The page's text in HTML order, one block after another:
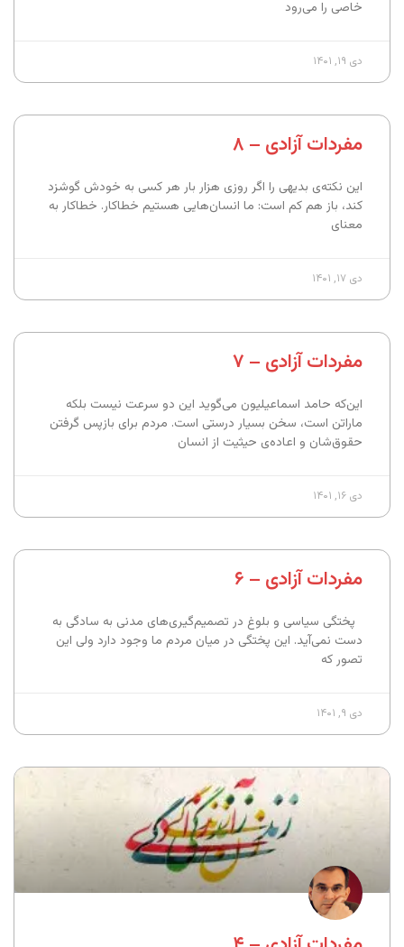
خاصی را می‌رود
دی ۱۹, ۱۴۰۱
مفردات آزادی – ۸
این نکته‌ی بدیهی را اگر روزی هزار بار هر کسی به خودش گوشزد
کند، باز هم کم است: ما انسان‌هایی هستیم خطاکار. خطاکار به
معنای
دی ۱۷, ۱۴۰۱
مفردات آزادی – ۷
این‌که حامد اسماعیلیون می‌گوید این دو سرعت نیست بلکه
ماراتن است، سخن بسیار درستی است. مردم برای بازپس گرفتن
حقوق‌شان و اعاده‌ی حیثیت از انسان
دی ۱۶, ۱۴۰۱
مفردات آزادی – ۶
پختگی سیاسی و بلوغ در تصمیم‌گیری‌های مدنی به سادگی به
دست نمی‌آید. این پختگی در میان مردم ما وجود دارد ولی این
تصور که
دی ۹, ۱۴۰۱